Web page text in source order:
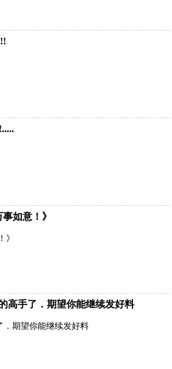
如意！》
》
高手了．期望你能继续发好料
．期望你能继续发好料